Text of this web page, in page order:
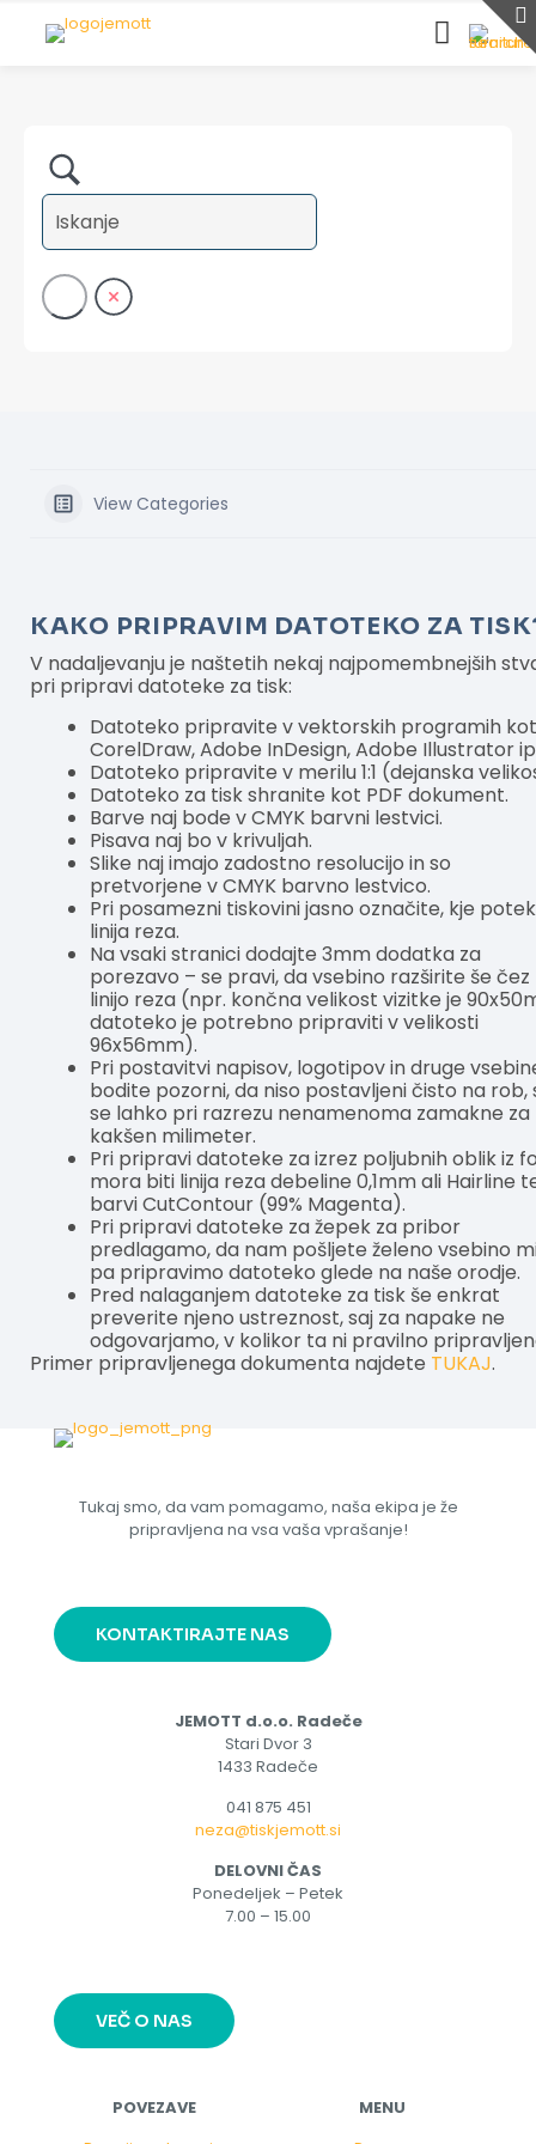
View Categories
KAKO PRIPRAVIM DATOTEKO ZA
V nadaljevanju je naštetih nekaj najpomembnejših
pri pripravi datoteke za tisk:
Datoteko pripravite v vektorskih programih
CorelDraw, Adobe InDesign, Adobe Illustrator
Datoteko pripravite v merilu 1:1 (dejanska
Datoteko za tisk shranite kot PDF dokument.
Barve naj bode v CMYK barvni lestvici.
Pisava naj bo v krivuljah.
Slike naj imajo zadostno resolucijo in so
pretvorjene v CMYK barvno lestvico.
Pri posamezni tiskovini jasno označite, kje
linija reza.
Na vsaki stranici dodajte 3mm dodatka za
porezavo – se pravi, da vsebino razširite še čez
linijo reza (npr. končna velikost vizitke je
datoteko je potrebno pripraviti v velikosti
96x56mm).
Pri postavitvi napisov, logotipov in druge
bodite pozorni, da niso postavljeni čisto na rob,
se lahko pri razrezu nenamenoma zamakne za
kakšen milimeter.
Pri pripravi datoteke za izrez poljubnih oblik iz
mora biti linija reza debeline 0,1mm ali Hairline
barvi CutContour (99% Magenta).
Pri pripravi datoteke za žepek za pribor
predlagamo, da nam pošljete želeno vsebino
pa pripravimo datoteko glede na naše orodje.
Pred nalaganjem datoteke za tisk še enkrat
preverite njeno ustreznost, saj za napake ne
odgovarjamo, v kolikor ta ni pravilno
Primer pripravljenega dokumenta najdete TUKAJ.
Tukaj smo, da vam pomagamo, naša ekipa je že
pripravljena na vsa vaša vprašanje!
KONTAKTIRAJTE NAS
JEMOTT d.o.o. Radeče
Stari Dvor 3
1433 Radeče
041 875 451
neza@tiskjemott.si
DELOVNI ČAS
Ponedeljek – Petek
7.00 – 15.00
VEČ O NAS
POVEZAVE
MENU